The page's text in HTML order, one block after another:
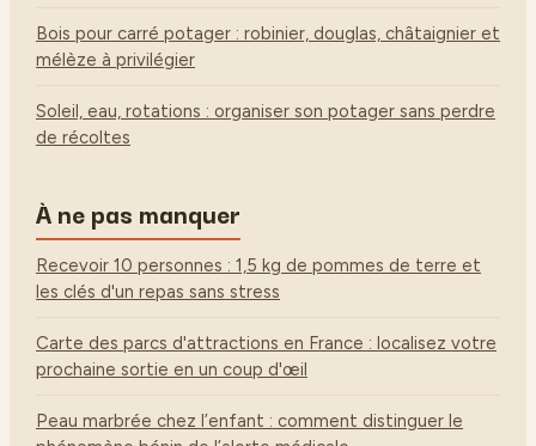
Bois pour carré potager : robinier, douglas, châtaignier et
mélèze à privilégier
Soleil, eau, rotations : organiser son potager sans perdre
de récoltes
À ne pas manquer
Recevoir 10 personnes : 1,5 kg de pommes de terre et
les clés d'un repas sans stress
Carte des parcs d'attractions en France : localisez votre
prochaine sortie en un coup d'œil
Peau marbrée chez l’enfant : comment distinguer le